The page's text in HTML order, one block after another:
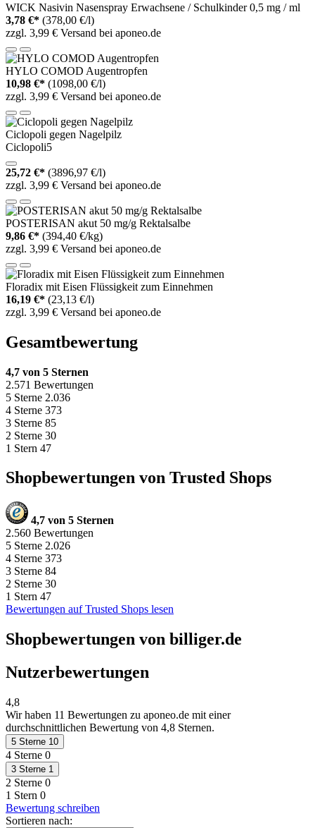
WICK Nasivin Nasenspray Erwachsene / Schulkinder 0,5 mg / ml
3,78 €* (378,00 €/l)
zzgl. 3,99 € Versand bei aponeo.de
HYLO COMOD Augentropfen
10,98 €* (1098,00 €/l)
zzgl. 3,99 € Versand bei aponeo.de
Ciclopoli gegen Nagelpilz
Ciclopoli5
25,72 €* (3896,97 €/l)
zzgl. 3,99 € Versand bei aponeo.de
POSTERISAN akut 50 mg/g Rektalsalbe
9,86 €* (394,40 €/kg)
zzgl. 3,99 € Versand bei aponeo.de
Floradix mit Eisen Flüssigkeit zum Einnehmen
16,19 €* (23,13 €/l)
zzgl. 3,99 € Versand bei aponeo.de
Gesamtbewertung
4,7 von 5 Sternen
2.571 Bewertungen
5 Sterne 2.036
4 Sterne 373
3 Sterne 85
2 Sterne 30
1 Stern 47
Shopbewertungen von Trusted Shops
4,7 von 5 Sternen
2.560 Bewertungen
5 Sterne 2.026
4 Sterne 373
3 Sterne 84
2 Sterne 30
1 Stern 47
Bewertungen auf Trusted Shops lesen
Shopbewertungen von billiger.de
Nutzerbewertungen
4,8
Wir haben 11 Bewertungen zu aponeo.de mit einer
durchschnittlichen Bewertung von 4,8 Sternen.
5 Sterne 10
4 Sterne 0
3 Sterne 1
2 Sterne 0
1 Stern 0
Bewertung schreiben
Sortieren nach: